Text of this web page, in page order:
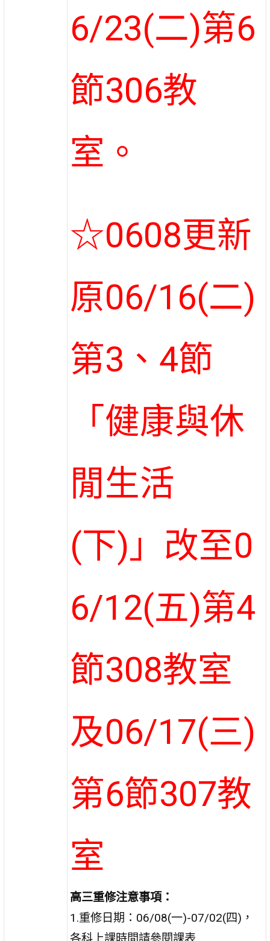
6/23(二)第6
節306教
室。
☆0608更新
原06/16(二)
第3、4節
「健康與休
閒生活
(下)」改至0
6/12(五)第4
節308教室
及06/17(三)
第6節307教
室
高三重修注意事項：
1.重修日期：06/08(一)-07/02(四)，